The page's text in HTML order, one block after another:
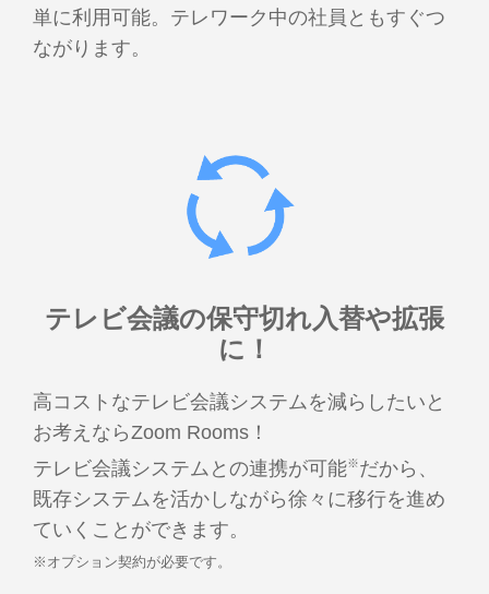
単に利用可能。テレワーク中の社員ともすぐつ
ながります。
テレビ会議の保守切れ入替や拡張
に！
高コストなテレビ会議システムを減らしたいと
お考えならZoom Rooms！
テレビ会議システムとの連携が可能※だから、
既存システムを活かしながら徐々に移行を進め
ていくことができます。
※オプション契約が必要です。